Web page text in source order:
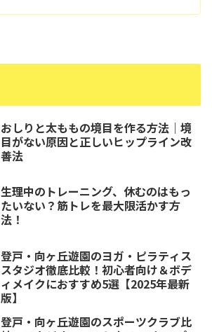
おしりと太ももの境目を作る方法｜境
目がない原因と正しいヒップライン改
善法
生理中のトレーニング、休むのはもっ
たいない？筋トレを最大限活かす方
法！
登戸・向ヶ丘遊園のヨガ・ピラティス
スタジオ徹底比較！初心者向け＆ボデ
ィメイクにおすすめ5選【2025年最新
版】
登戸・向ヶ丘遊園のスポーツクラブ比